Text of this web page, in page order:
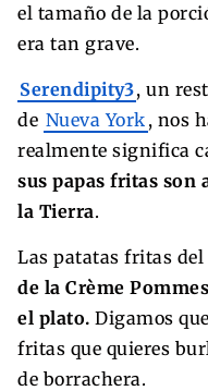
el tamaño de la
era tan grave.
Serendipity3, un
de Nueva York , nos
realmente significa
sus papas fritas son
la Tierra.
Las patatas fritas
de la Crème
el plato. Digamos
fritas que quieres
de borrachera.